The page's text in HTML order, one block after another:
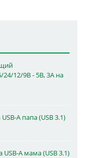
24/12/9В - 5В, 3А на
A папа (USB 3.1)
A мама (USB 3.1)